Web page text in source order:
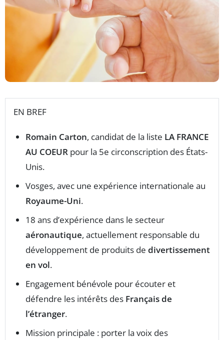
EN BREF
Romain Carton, candidat de la liste LA FRANCE
AU COEUR pour la 5e circonscription des États-
Unis.
Vosges, avec une expérience internationale au
Royaume-Uni.
18 ans d’expérience dans le secteur
aéronautique, actuellement responsable du
développement de produits de divertissement
en vol.
Engagement bénévole pour écouter et
défendre les intérêts des Français de
l’étranger.
Mission principale : porter la voix des